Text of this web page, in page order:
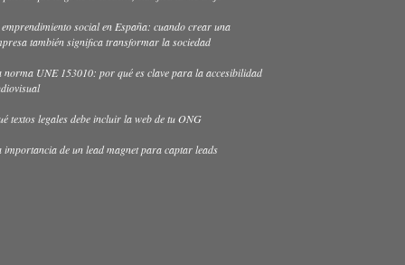
emprendimiento social en España: cuando crear una
también significa transformar la sociedad
norma UNE 153010: por qué es clave para la accesibilidad
textos legales debe incluir la web de tu ONG
importancia de un lead magnet para captar leads